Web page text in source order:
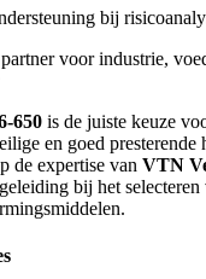
bij
voor industrie,
650 is de juiste keuze
en goed presterende
de expertise van VTN
bij het selecteren